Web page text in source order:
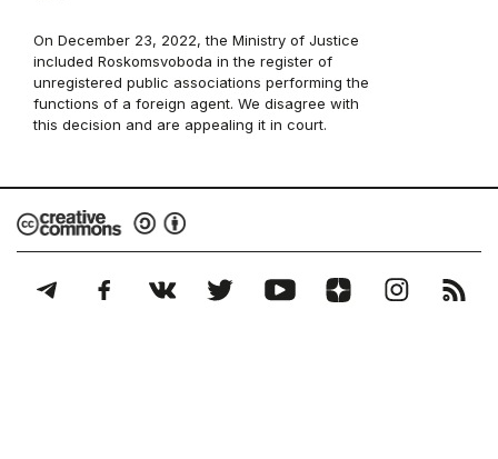
On December 23, 2022, the Ministry of Justice
included Roskomsvoboda in the register of
unregistered public associations performing the
functions of a foreign agent. We disagree with
this decision and are appealing it in court.